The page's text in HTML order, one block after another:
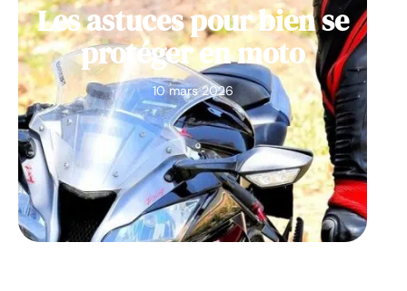
Les astuces pour bien se
protéger en moto
10 mars 2026